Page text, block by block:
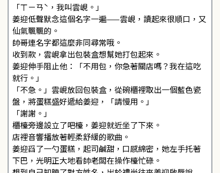
「ㄒㄧㄢˋ，我叫雲峴。」
姜迎低聲默念這個名字一遍——雲峴，讀起來很順口，又
仙氣飄飄的。
帥哥連名字都這麼非同尋常哦。
收到款，雲峴拿出包裝盒想幫她打包起來。
姜迎伸手阻止他：「不用包，你急著關店嗎？我在這吃
就行。」
「不急。」雲峴放回包裝盒，從碗櫃裡取出一個藍色瓷
盤，將蛋糕盛好遞給姜迎，「請慢用。」
「謝謝。」
櫃檯旁邊設立了吧檯，姜迎就近坐了下來。
店裡音響播放著輕柔舒緩的歌曲。
姜迎舀了一勺蛋糕，起司鹹甜，口感綿密，她左手托著
下巴，光明正大地看帥老闆在操作檯忙碌。